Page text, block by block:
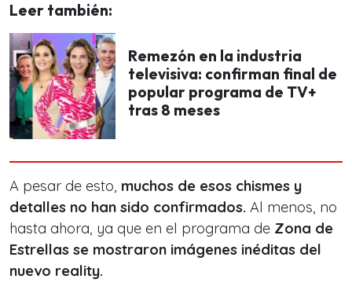
Leer también:
Remezón en la industria
televisiva: confirman final de
popular programa de TV+
tras 8 meses
A pesar de esto, muchos de esos chismes y
detalles no han sido confirmados. Al menos, no
hasta ahora, ya que en el programa de Zona de
Estrellas se mostraron imágenes inéditas del
nuevo reality.